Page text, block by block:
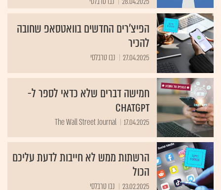
הפיצ'רים החדשים בוואטסאפ שחובה
להכיר
27.04.2025 נבו טרבלסי
חמישה דברים שלא כדאי לספר ל-
ChatGPT
17.04.2025
The Wall Street Journal
הרשתות ממש לא חייבות לדעת עליכם
הכול
23.02.2025 נבו טרבלסי